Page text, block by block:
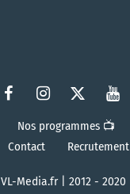
Nos programmes 📺
Contact
Recrutement
VL-Media.fr | 2012 - 2020